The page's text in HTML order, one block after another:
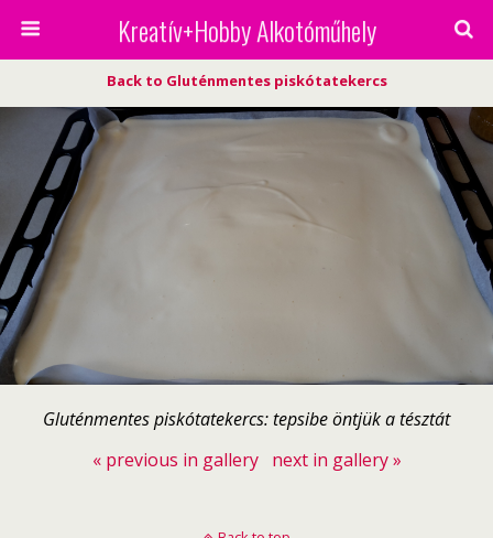
Kreatív+Hobby Alkotóműhely
Back to Gluténmentes piskótatekercs
Gluténmentes piskótatekercs: tepsibe öntjük a tésztát
« previous in gallery
next in gallery »